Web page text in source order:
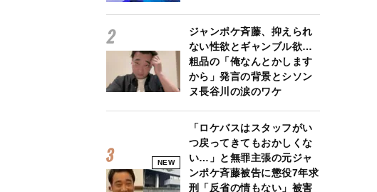
ジャンポケ斉藤、抑えられ
ない性欲とギャンブル欲…
粗品の「俺なんとかします
から」発言の背景とシソン
ヌ長谷川の涙のワケ
NEW
「ロケバスはスタッフがい
つ戻ってきてもおかしくな
い…」と無罪主張の元ジャ
ンポケ斉藤被告に懲役7年求
刑「反省の情もない」被害